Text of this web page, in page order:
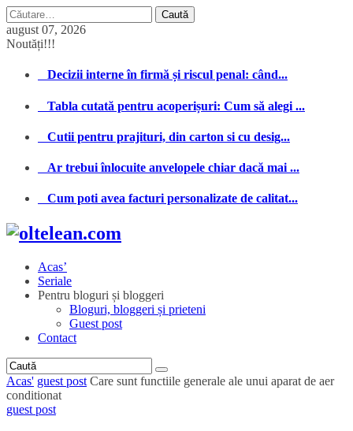
Caută
după:
august 07, 2026
Noutăți!!!
Decizii interne în firmă și riscul penal: când...
Tabla cutată pentru acoperișuri: Cum să alegi ...
Cutii pentru prajituri, din carton si cu desig...
Ar trebui înlocuite anvelopele chiar dacă mai ...
Cum poti avea facturi personalizate de calitat...
Acas’
Seriale
Pentru bloguri și bloggeri
Bloguri, bloggeri și prieteni
Guest post
Contact
Acas' guest post Care sunt functiile generale ale unui aparat de aer
conditionat
guest post